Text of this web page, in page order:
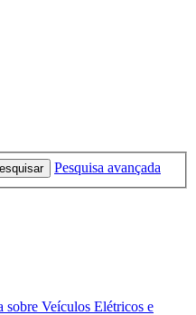
Pesquisa avançada
sobre Veículos Elétricos e